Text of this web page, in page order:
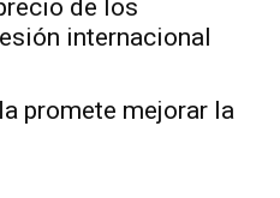
de los
internacional
promete mejorar la